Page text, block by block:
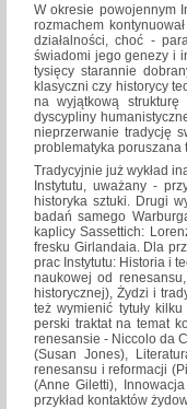
W okresie powojennym
rozmachem
działalności, choć -
świadomi jego genezy i
tysięcy starannie
klasyczni czy historycy
na wyjątkową strukturę
dyscypliny
nieprzerwanie tradycję
problematyka poruszana
Tradycyjnie już wykład
Instytutu, uważany -
historyka sztuki. Drugi
badań samego
kaplicy Sassettich:
fresku Girlandaia. Dla
prac Instytutu: Historia i
naukowej od
historycznej), Żydzi i
też wymienić tytuły
perski traktat na temat
renesansie - Niccolo da
(Susan Jones),
renesansu i reformacji
(Anne Giletti),
przykład kontaktów